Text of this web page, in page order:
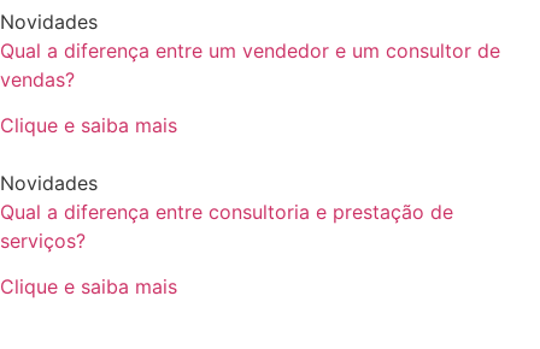
Novidades
Qual a diferença entre um vendedor e um consultor de
vendas?
Clique e saiba mais
Novidades
Qual a diferença entre consultoria e prestação de
serviços?
Clique e saiba mais